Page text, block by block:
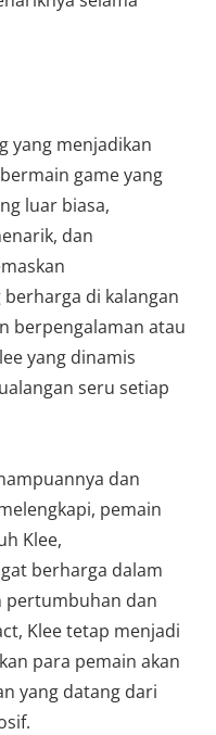
yang menjadikan
game yang
luar biasa,
dan
di kalangan
berpengalaman atau
yang dinamis
seru setiap
dan
pemain
Klee,
berharga dalam
pertumbuhan dan
Klee tetap menjadi
para pemain akan
yang datang dari